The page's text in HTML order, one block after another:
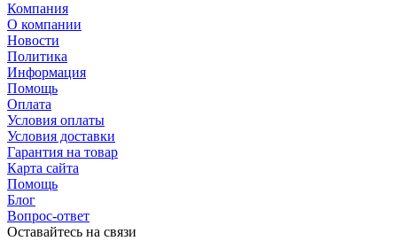
Компания
О компании
Новости
Политика
Информация
Помощь
Оплата
Условия оплаты
Условия доставки
Гарантия на товар
Карта сайта
Помощь
Блог
Вопрос-ответ
Оставайтесь на связи